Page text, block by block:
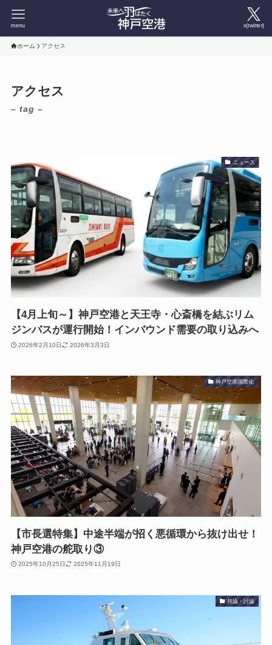
x(twitter)
menu
ホーム アクセス
アクセス
– tag –
ニュース
【4月上旬～】神戸空港と天王寺・心斎橋を結ぶリム
ジンバスが運行開始！インバウンド需要の取り込みへ
2026年2月10日 2026年3月3日
神戸空港国際化
【市長選特集】中途半端が招く悪循環から抜け出せ！
神戸空港の舵取り③
2025年10月25日 2025年11月19日
持論・討論